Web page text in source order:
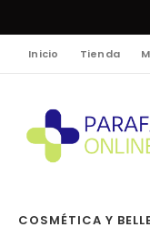
Inicio Tienda
COSMÉTICA Y